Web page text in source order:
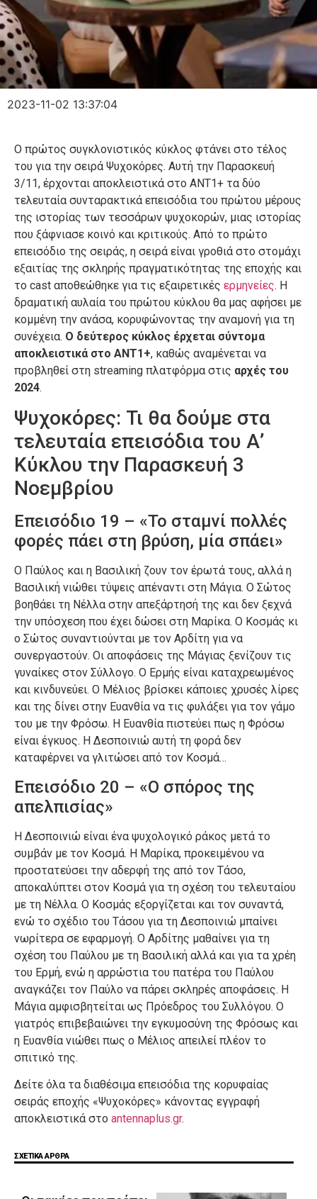
2023-11-02 13:37:04
Ο πρώτος συγκλονιστικός κύκλος φτάνει στο τέλος
του για την σειρά Ψυχοκόρες. Αυτή την Παρασκευή
3/11, έρχονται αποκλειστικά στο ΑΝΤ1+ τα δύο
τελευταία συνταρακτικά επεισόδια του πρώτου μέρους
της ιστορίας των τεσσάρων ψυχοκορών, μιας ιστορίας
που ξάφνιασε κοινό και κριτικούς. Από το πρώτο
επεισόδιο της σειράς, η σειρά είναι γροθιά στο στομάχι
εξαιτίας της σκληρής πραγματικότητας της εποχής και
το cast αποθεώθηκε για τις εξαιρετικές ερμηνείες. Η
δραματική αυλαία του πρώτου κύκλου θα μας αφήσει με
κομμένη την ανάσα, κορυφώνοντας την αναμονή για τη
συνέχεια. Ο δεύτερος κύκλος έρχεται σύντομα
αποκλειστικά στο ΑΝΤ1+, καθώς αναμένεται να
προβληθεί στη streaming πλατφόρμα στις αρχές του
2024.
Ψυχοκόρες: Τι θα δούμε στα
τελευταία επεισόδια του Α’
Κύκλου την Παρασκευή 3
Νοεμβρίου
Επεισόδιο 19 – «Το σταμνί πολλές
φορές πάει στη βρύση, μία σπάει»
Ο Παύλος και η Βασιλική ζουν τον έρωτά τους, αλλά η
Βασιλική νιώθει τύψεις απέναντι στη Μάγια. Ο Σώτος
βοηθάει τη Νέλλα στην απεξάρτησή της και δεν ξεχνά
την υπόσχεση που έχει δώσει στη Μαρίκα. Ο Κοσμάς κι
ο Σώτος συναντιούνται με τον Αρδίτη για να
συνεργαστούν. Οι αποφάσεις της Μάγιας ξενίζουν τις
γυναίκες στον Σύλλογο. Ο Ερμής είναι καταχρεωμένος
και κινδυνεύει. Ο Μέλιος βρίσκει κάποιες χρυσές λίρες
και της δίνει στην Ευανθία να τις φυλάξει για τον γάμο
του με την Φρόσω. Η Ευανθία πιστεύει πως η Φρόσω
είναι έγκυος. Η Δεσποινιώ αυτή τη φορά δεν
καταφέρνει να γλιτώσει από τον Κοσμά…
Επεισόδιο 20 – «Ο σπόρος της
απελπισίας»
Η Δεσποινιώ είναι ένα ψυχολογικό ράκος μετά το
συμβάν με τον Κοσμά. Η Μαρίκα, προκειμένου να
προστατεύσει την αδερφή της από τον Τάσο,
αποκαλύπτει στον Κοσμά για τη σχέση του τελευταίου
με τη Νέλλα. Ο Κοσμάς εξοργίζεται και τον συναντά,
ενώ το σχέδιο του Τάσου για τη Δεσποινιώ μπαίνει
νωρίτερα σε εφαρμογή. Ο Αρδίτης μαθαίνει για τη
σχέση του Παύλου με τη Βασιλική αλλά και για τα χρέη
του Ερμή, ενώ η αρρώστια του πατέρα του Παύλου
αναγκάζει τον Παύλο να πάρει σκληρές αποφάσεις. Η
Μάγια αμφισβητείται ως Πρόεδρος του Συλλόγου. Ο
γιατρός επιβεβαιώνει την εγκυμοσύνη της Φρόσως και
η Ευανθία νιώθει πως ο Μέλιος απειλεί πλέον το
σπιτικό της.
Δείτε όλα τα διαθέσιμα επεισόδια της κορυφαίας
σειράς εποχής «Ψυχοκόρες» κάνοντας εγγραφή
αποκλειστικά στο antennaplus.gr.
ΣΧΕΤΙΚΑ ΑΡΘΡΑ